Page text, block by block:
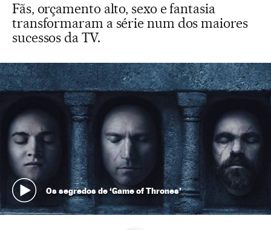
Fãs, orçamento alto, sexo e fantasia
transformaram a série num dos maiores
sucessos da TV.
Os segredos de ‘Game of Thrones’